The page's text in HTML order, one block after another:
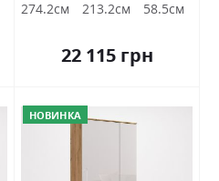
274.2см 213.2см 58.5см
22 115 грн
НОВИНКА